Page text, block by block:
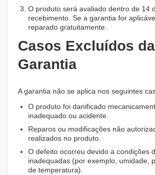
O produto será avaliado dentro de 14
recebimento. Se a garantia for
reparado gratuitamente.
Casos Excluídos da
Garantia
A garantia não se aplica nos seguintes
O produto foi danificado
inadequado ou acidente.
Reparos ou modificações não
realizados no produto.
O defeito ocorreu devido a condições
inadequadas (por exemplo, umidade,
de temperatura).